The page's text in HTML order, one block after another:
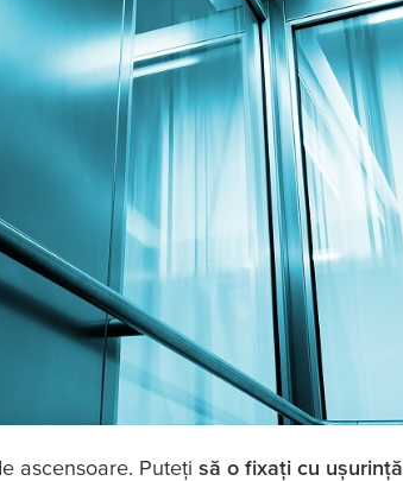
ascensoare. Puteți să o fixați cu ușurință